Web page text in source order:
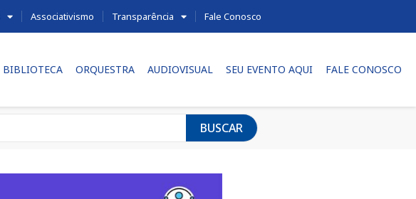
Associativismo Transparência Fale Conosco
BIBLIOTECA ORQUESTRA AUDIOVISUAL SEU EVENTO AQUI FALE CONOSCO
BUSCAR